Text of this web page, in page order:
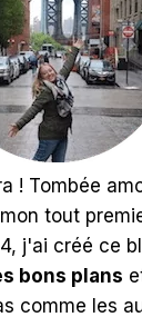
! Tombée
tout
j'ai créé ce
bons plans
comme les